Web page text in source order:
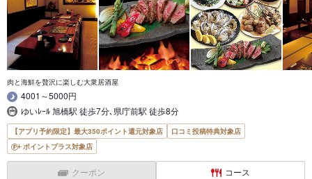
肉と海鮮を贅沢に楽しむ大衆居酒屋
4001～5000円
ゆいﾚｰﾙ 旭橋駅 徒歩7分､県庁前駅 徒歩8分
【アプリ予約限定】最大350ポイント還元対象店
口コミ投稿特典対象店
ポイントプラス対象店
クーポン コース